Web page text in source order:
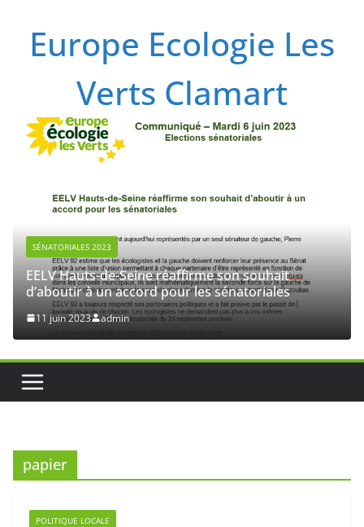
contenuEurope Ecologie Les
Verts Clamart
SÉNATORIALES 2023
EELV Hauts-de-Seine réaffirme son souhait
d’aboutir à un accord pour les sénatoriales
11 juin 2023 admin
papier
POLITIQUE LOCALE